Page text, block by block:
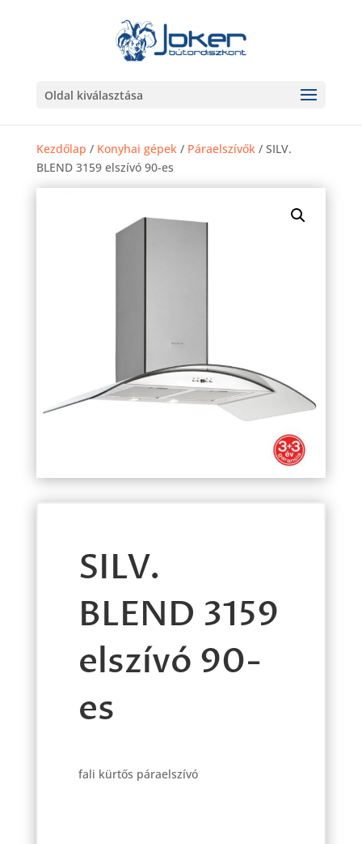
Oldal kiválasztása
Kezdőlap / Konyhai gépek/ Páraelszívők/ SILV.
BLEND 3159 elszívó 90-es
SILV.
BLEND 3159
elszívó 90-
es
fali kürtős páraelszívó